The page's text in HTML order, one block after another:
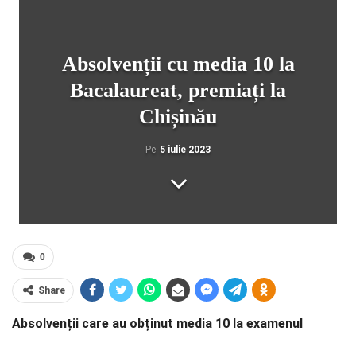
Absolvenții cu media 10 la
Bacalaureat, premiați la
Chișinău
Pe 5 iulie 2023
0
Share
Absolvenții care au obținut media 10 la examenul